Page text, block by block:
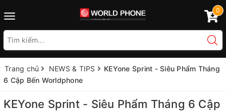
Toggle
0
Trang chủ NEWS & TIPS
KEYone Sprint - Siêu Phẩm Tháng
6 Cập Bến Worldphone
KEYone Sprint - Siêu Phẩm Tháng 6 Cập